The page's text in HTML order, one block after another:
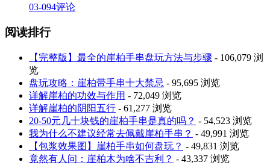
03-094评论
阅读排行
【完整版】最全的崖柏手串盘玩方法与步骤 - 106,079 浏
览
盘玩攻略：崖柏带手串十大禁忌 - 95,695 浏览
详解崖柏的功效与作用 - 72,049 浏览
详解崖柏的阴阳五行 - 61,277 浏览
20-50元几十块钱的崖柏手串是真的吗？ - 54,523 浏览
我为什么不建议经常去佩戴崖柏手串？ - 49,991 浏览
【包浆效果图】崖柏手串如何盘玩？ - 49,831 浏览
竟然有人问：崖柏木为啥不吉利？ - 43,337 浏览